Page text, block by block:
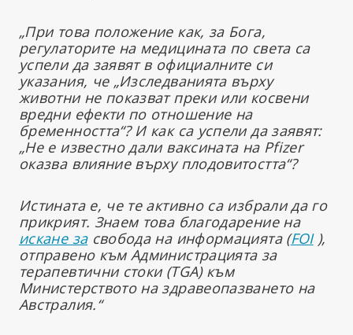
„При това положение как, за Бога,
регулаторите на медицината по света са
успели да заявят в официалните си
указания, че „Изследванията върху
животни не показват преки или косвени
вредни ефекти по отношение на
бременността“? И как са успели да заявят:
„Не е известно дали ваксината на Pfizer
оказва влияние върху плодовитостта“?
Истината е, че те активно са избрали да го
прикрият. Знаем това благодарение на
искане засвобода на информацията (FOI),
отправено към Администрацията за
терапевтични стоки (TGA) към
Министерството на здравеопазването на
Австралия.“